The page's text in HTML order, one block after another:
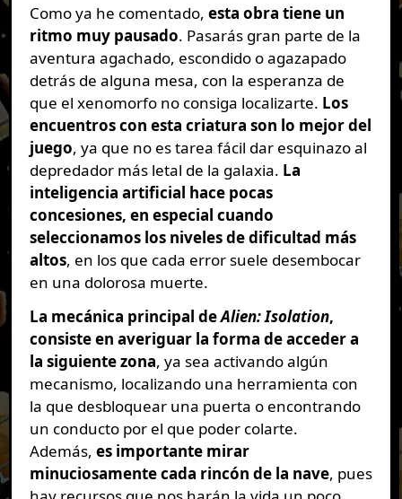
Como ya he comentado, esta obra tiene un
ritmo muy pausado. Pasarás gran parte de la
aventura agachado, escondido o agazapado
detrás de alguna mesa, con la esperanza de
que el xenomorfo no consiga localizarte. Los
encuentros con esta criatura son lo mejor del
juego, ya que no es tarea fácil dar esquinazo al
depredador más letal de la galaxia. La
inteligencia artificial hace pocas
concesiones, en especial cuando
seleccionamos los niveles de dificultad más
altos, en los que cada error suele desembocar
en una dolorosa muerte.
La mecánica principal deAlien: Isolation,
consiste en averiguar la forma de acceder a
la siguiente zona, ya sea activando algún
mecanismo, localizando una herramienta con
la que desbloquear una puerta o encontrando
un conducto por el que poder colarte.
Además, es importante mirar
minuciosamente cada rincón de la nave, pues